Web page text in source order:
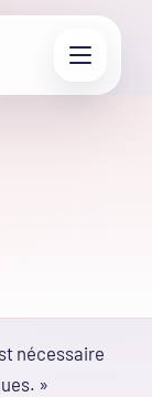
nécessaire
»